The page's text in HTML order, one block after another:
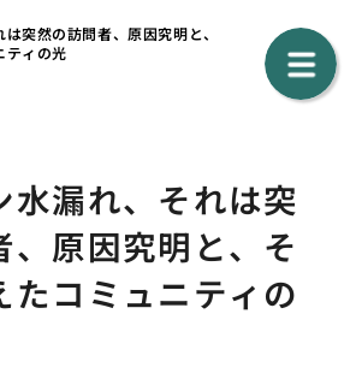
突然の訪問者、原因究明と、
ティの光
水漏れ、それは突
、原因究明と、そ
たコミュニティの